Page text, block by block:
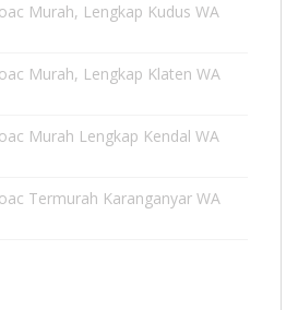
Murah, Lengkap Kudus WA
Murah, Lengkap Klaten WA
Murah Lengkap Kendal WA
Termurah Karanganyar WA